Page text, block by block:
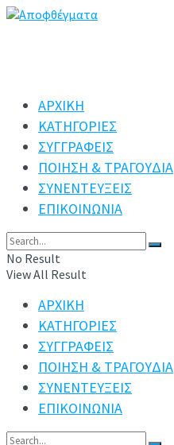
ΑΡΧΙΚΗ
ΚΑΤΗΓΟΡΙΕΣ
ΣΥΓΓΡΑΦΕΙΣ
ΠΟΙΗΣΗ & ΤΡΑΓΟΥΔΙΑ
ΣΥΝΕΝΤΕΥΞΕΙΣ
ΕΠΙΚΟΙΝΩΝΙΑ
No Result
View All Result
ΑΡΧΙΚΗ
ΚΑΤΗΓΟΡΙΕΣ
ΣΥΓΓΡΑΦΕΙΣ
ΠΟΙΗΣΗ & ΤΡΑΓΟΥΔΙΑ
ΣΥΝΕΝΤΕΥΞΕΙΣ
ΕΠΙΚΟΙΝΩΝΙΑ